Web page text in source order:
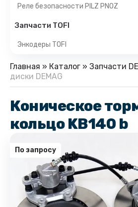
Реле безопасности PILZ PNOZ
Запчасти TOFI
Энкодеры TOFI
Главная » Каталог » Запчасти
диски DEMAG
Коническое
кольцо KB140 b
По запросу